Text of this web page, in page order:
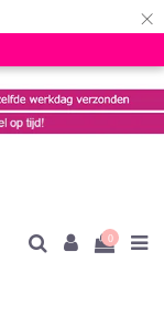
×
0